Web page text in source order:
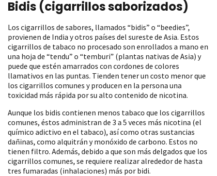
Bidis (cigarrillos saborizados)
Los cigarrillos de sabores, llamados “bidis” o “beedies”,
provienen de India y otros países del sureste de Asia. Estos
cigarrillos de tabaco no procesado son enrollados a mano en
una hoja de “tendu” o “temburi” (plantas nativas de Asia) y
puede que estén amarrados con cordones de colores
llamativos en las puntas. Tienden tener un costo menor que
los cigarrillos comunes y producen en la persona una
toxicidad más rápida por su alto contenido de nicotina.
Aunque los bidis contienen menos tabaco que los cigarrillos
comunes, éstos administran de 3 a 5 veces más nicotina (el
químico adictivo en el tabaco), así como otras sustancias
dañinas, como alquitrán y monóxido de carbono. Estos no
tienen filtro. Además, debido a que son más delgados que los
cigarrillos comunes, se requiere realizar alrededor de hasta
tres fumaradas (inhalaciones) más por bidi.